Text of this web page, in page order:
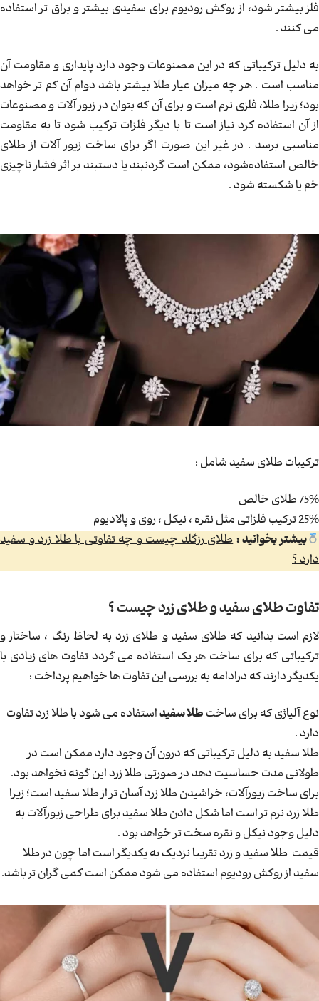
فلز بیشتر شود، از روکش رودیوم برای سفیدی بیشتر و براق تر استفاده
می کنند .
به دلیل ترکیباتی که در این مصنوعات وجود دارد پایداری و مقاومت آن
مناسب است . هر چه میزان عیار طلا بیشتر باشد دوام آن کم تر خواهد
بود؛ زیرا طلا، فلزی نرم است و برای آن که بتوان در زیور آلات و مصنوعات
از آن استفاده کرد نیاز است تا با دیگر فلزات ترکیب شود تا به مقاومت
مناسبی برسد . در غیر این صورت اگر برای ساخت زیور آلات از طلای
خالص استفاده‌شود، ممکن است گردنبند یا دستبند بر اثر فشار ناچیزی
خم یا شکسته شود .
ترکیبات طلای سفید شامل :
75% طلای خالص
25% ترکیب فلزاتی مثل نقره ، نیکل ، روی و پالادیوم
بیشتر بخوانید :طلای رزگلد چیست و چه تفاوتی با طلا زرد و سفید
دارد ؟
تفاوت طلای سفید و طلای زرد چیست ؟
لازم است بدانید که طلای سفید و طلای زرد به لحاظ رنگ ، ساختار و
ترکیباتی که برای ساخت هر یک استفاده می گردد تفاوت های زیادی با
یکدیگر دارند که درادامه به بررسی این تفاوت ها خواهیم پرداخت :
نوع آلیاژی که برای ساخت طلا سفیداستفاده می شود با طلا زرد تفاوت
دارد .
طلا سفید به دلیل ترکیباتی که درون آن وجود دارد ممکن است در
طولانی مدت حساسیت دهد در صورتی طلا زرد این گونه نخواهد بود.
برای ساخت زیورآلات، خراشیدن طلا زرد آسان تر از طلا سفید است؛ زیرا
طلا زرد نرم تر است اما شکل دادن طلا سفید برای طراحی زیورآلات به
دلیل وجود نیکل و نقره سخت تر خواهد بود .
قیمت طلا سفید و زرد تقریبا نزدیک به یکدیگر است اما چون در طلا
سفید از روکش رودیوم استفاده می شود ممکن است کمی گران تر باشد.